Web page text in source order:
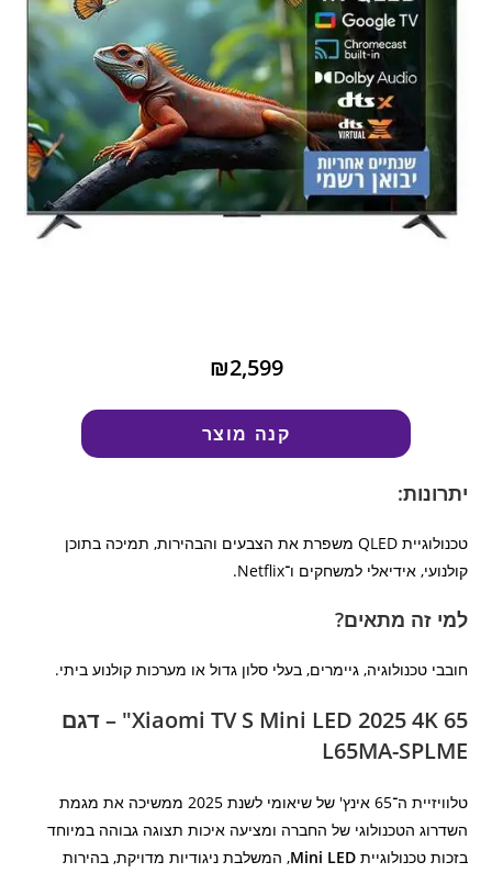
₪2,599
קנה מוצר
יתרונות:
טכנולוגיית QLED משפרת את הצבעים והבהירות, תמיכה בתוכן
קולנועי, אידיאלי למשחקים ו־Netflix.
למי זה מתאים?
חובבי טכנולוגיה, גיימרים, בעלי סלון גדול או מערכות קולנוע ביתי.
Xiaomi TV S Mini LED 2025 4K 65" – דגם
L65MA-SPLME
טלוויזיית ה־65 אינץ' של שיאומי לשנת 2025 ממשיכה את מגמת
השדרוג הטכנולוגי של החברה ומציעה איכות תצוגה גבוהה במיוחד
בזכות טכנולוגייתMini LED, המשלבת ניגודיות מדויקת, בהירות